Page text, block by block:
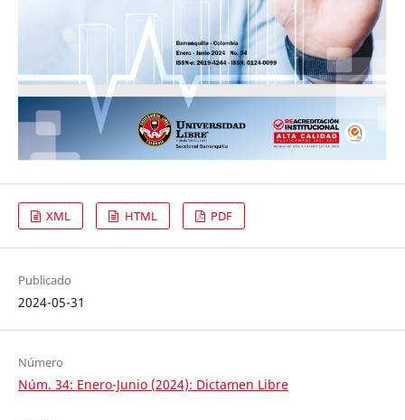
XML HTML PDF
Publicado
2024-05-31
Número
Núm. 34: Enero-Junio (2024): Dictamen Libre